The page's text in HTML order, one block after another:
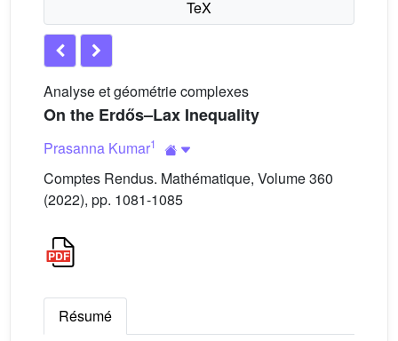
Analyse et géométrie complexes
On the Erdős–Lax Inequality
Prasanna Kumar1
Comptes Rendus. Mathématique, Volume 360
(2022), pp. 1081-1085
Résumé